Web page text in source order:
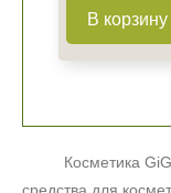
В корзину
Косметика